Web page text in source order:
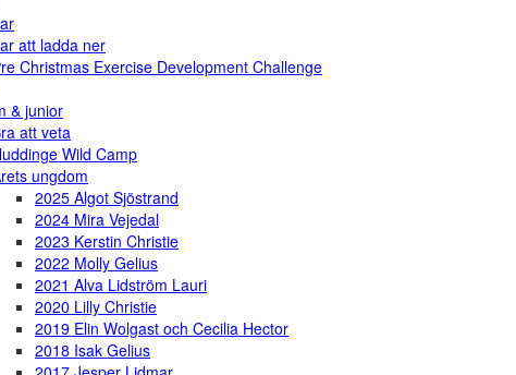
att ladda ner
Christmas Exercise Development Challenge
& junior
att veta
Wild Camp
ungdom
2025 Algot Sjöstrand
2024 Mira Vejedal
2023 Kerstin Christie
2022 Molly Gelius
2021 Alva Lidström Lauri
2020 Lilly Christie
2019 Elin Wolgast och Cecilia Hector
2018 Isak Gelius